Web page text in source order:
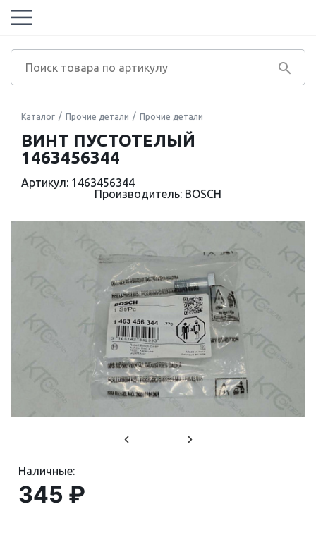
Каталог Прочие детали Прочие детали
ВИНТ ПУСТОТЕЛЫЙ
1463456344
Артикул: 1463456344
Производитель: BOSCH
Наличные:
345 ₽